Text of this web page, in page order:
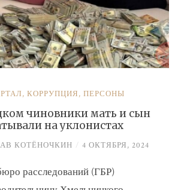
, КОРРУПЦИЯ, ПЕРСОНЫ
чиновники мать и сын
на уклонистах
КОТЁНОЧКИН / 4 ОКТЯБРЯ, 2024
расследований (ГБР)